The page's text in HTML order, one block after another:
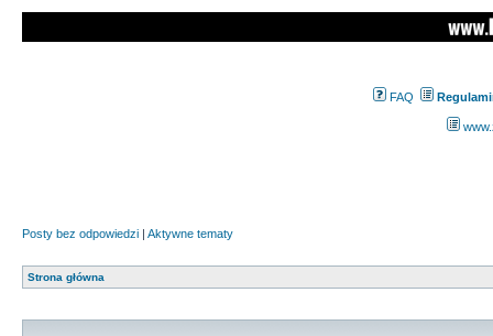
FAQ
Posty bez odpowiedzi | Aktywne tematy
Strona główna